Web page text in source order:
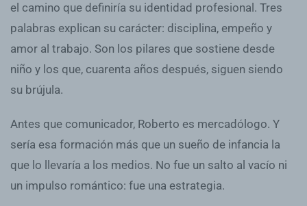
el camino que definiría su identidad profesional. Tres
palabras explican su carácter: disciplina, empeño y
amor al trabajo. Son los pilares que sostiene desde
niño y los que, cuarenta años después, siguen siendo
su brújula.
Antes que comunicador, Roberto es mercadólogo. Y
sería esa formación más que un sueño de infancia la
que lo llevaría a los medios. No fue un salto al vacío ni
un impulso romántico: fue una estrategia.